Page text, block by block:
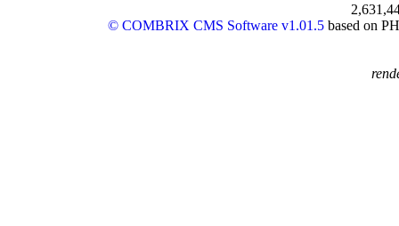
© COMBRIX CMS Software v1.01.5 based on